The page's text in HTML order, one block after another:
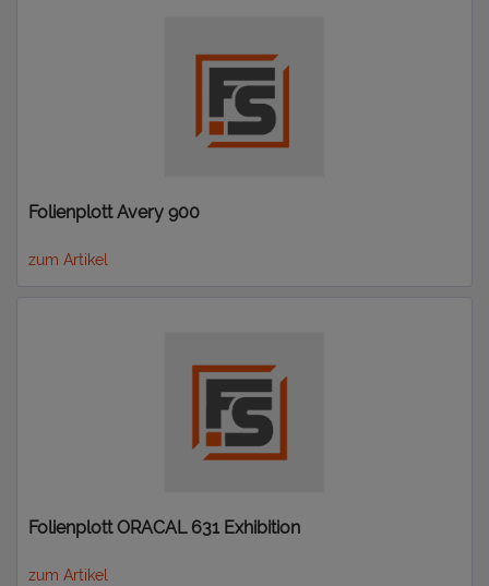
Folienplott Avery 900
zum Artikel
Folienplott ORACAL 631 Exhibition
zum Artikel